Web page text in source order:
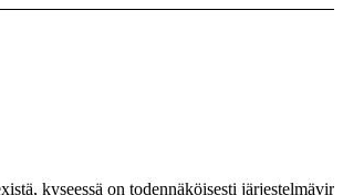
kyseessä on todennäköisesti